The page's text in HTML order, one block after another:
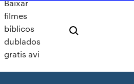
Baixar
filmes
bíblicos
dublados
gratis avi